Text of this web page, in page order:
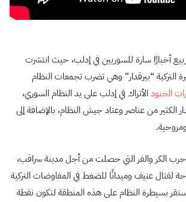
أخبارًا سارة للسوريين في إدلب، حيث انتشرت
التركية “بيرقدار” وهي تضرب تجمعات النظام
الجنودالأتراك في إدلب على يد النظام السوري،
من عناصر وعتاد جيش النظام، بالإضافة إلى
حرب الكر والفر التي حصلت من أجل مدينة سراقب،
لقتال عنيف وميدانًا للضغط في المفاوضات التركية
استقر بسيطرة النظام على هذه المنطقة لتكون نقطة